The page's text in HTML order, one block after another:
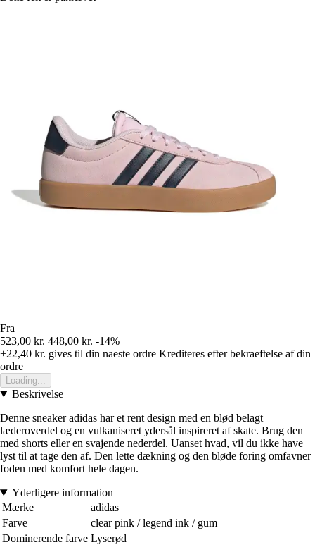
Fra
523,00 kr. 448,00 kr. -14%
+22,40 kr. gives til din naeste ordre Krediteres efter bekraeftelse af din
ordre
Loading...
Beskrivelse
Denne sneaker adidas har et rent design med en blød belagt
læderoverdel og en vulkaniseret ydersål inspireret af skate. Brug den
med shorts eller en svajende nederdel. Uanset hvad, vil du ikke have
lyst til at tage den af. Den lette dækning og den bløde foring omfavner
foden med komfort hele dagen.
Yderligere information
Mærke
adidas
Farve
clear pink / legend ink / gum
Dominerende farve Lyserød